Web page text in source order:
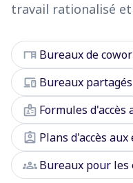
travail rationalisé
desk Bureaux de
devices Bureaux partagés
badge Formules d'accès
assignment_ind Plans d'accès
groupsBureaux pour les